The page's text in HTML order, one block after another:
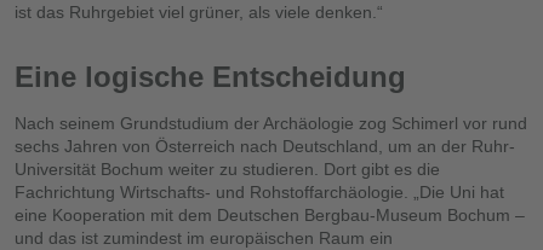
ist das Ruhrgebiet viel grüner, als viele denken.“
Eine logische Entscheidung
Nach seinem Grundstudium der Archäologie zog Schimerl vor rund
sechs Jahren von Österreich nach Deutschland, um an der Ruhr-
Universität Bochum weiter zu studieren. Dort gibt es die
Fachrichtung Wirtschafts- und Rohstoffarchäologie. „Die Uni hat
eine Kooperation mit dem Deutschen Bergbau-Museum Bochum –
und das ist zumindest im europäischen Raum ein